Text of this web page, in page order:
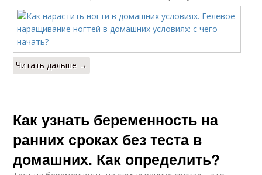
Читать дальше →
Как узнать беременность на
ранних сроках без теста в
домашних. Как определить?